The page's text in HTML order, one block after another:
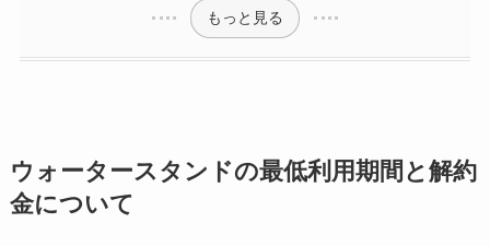
もっと見る
ウォータースタンドの最低利用期間と解約
金について